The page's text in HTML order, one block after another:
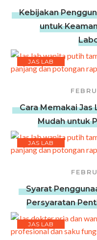
Kebijakan
untuk
JAS LAB
Cara Memakai Jas
Mudah untuk
JAS LAB
Syarat
Persyaratan
JAS LAB